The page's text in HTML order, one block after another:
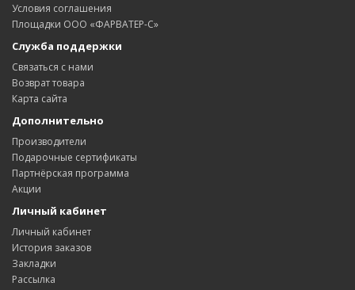
Условия соглашения
Площадки ООО «ФАРВАТЕР-С»
Служба поддержки
Связаться с нами
Возврат товара
Карта сайта
Дополнительно
Производители
Подарочные сертификаты
Партнёрская программа
Акции
Личный кабинет
Личный кабинет
История заказов
Закладки
Рассылка